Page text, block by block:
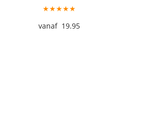
★★★★★
19.95